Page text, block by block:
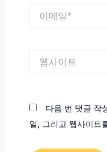
다음 번 댓글 작
일, 그리고 웹사이트